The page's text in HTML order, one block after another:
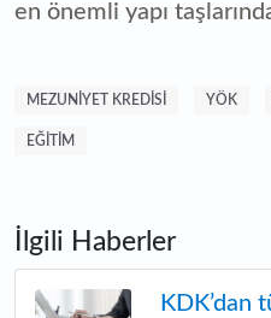
en önemli yapı
MEZUNIYET KREDISI YÖK
EĞITIM
İlgili Haberler
KDK’dan